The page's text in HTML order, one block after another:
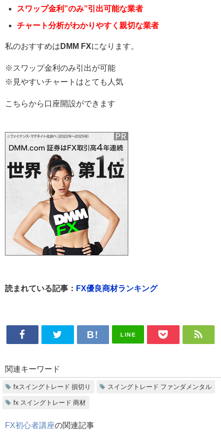
スワップ金利”のみ”引出可能な業者
チャート分析がわかりやすく親切な業者
私のおすすめは DMM FXになります。
※スワップ金利のみ引出が可能
※見やすいチャートはとても人気
こちらから口座開設ができます
読まれている記事： FX優良商材ランキング
LINE
関連キーワード
fxスイングトレード 損切り スイングトレード ファンダメンタル
fx スイングトレード 商材
FX初心者講座の関連記事